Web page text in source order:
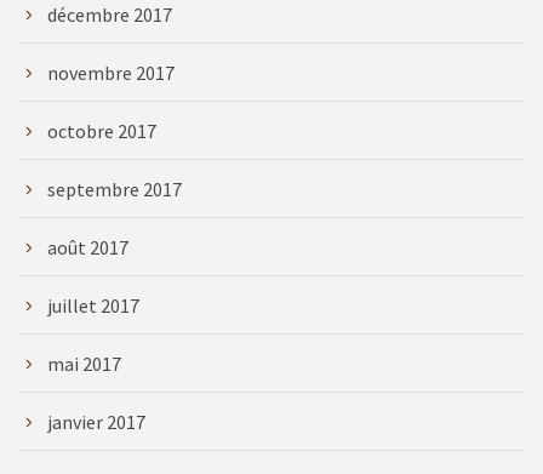
décembre 2017
novembre 2017
octobre 2017
septembre 2017
août 2017
juillet 2017
mai 2017
janvier 2017